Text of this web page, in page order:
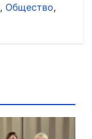
, Общество,